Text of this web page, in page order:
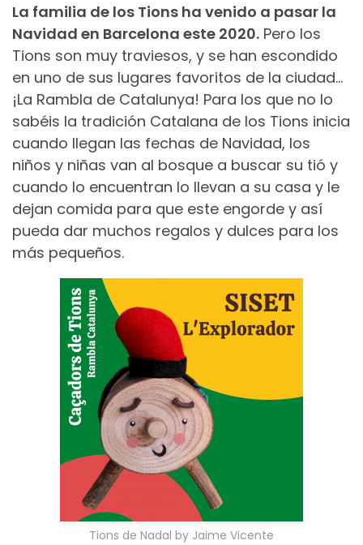
La familia de los Tions ha venido a pasar la
Navidad en Barcelona este 2020. Pero los
Tions son muy traviesos, y se han escondido
en uno de sus lugares favoritos de la ciudad…
¡La Rambla de Catalunya! Para los que no lo
sabéis la tradición Catalana de los Tions inicia
cuando llegan las fechas de Navidad, los
niños y niñas van al bosque a buscar su tió y
cuando lo encuentran lo llevan a su casa y le
dejan comida para que este engorde y así
pueda dar muchos regalos y dulces para los
más pequeños.
Tions de Nadal by Jaime Vicente